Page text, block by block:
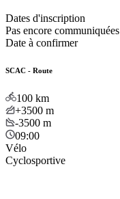
Dates d'inscription
Pas encore communiquées
Date à confirmer
SCAC - Route
100 km
+3500 m
-3500 m
09:00
Vélo
Cyclosportive